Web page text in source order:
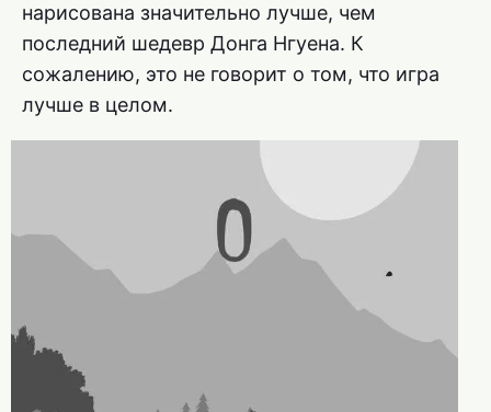
нарисована значительно лучше, чем
последний шедевр Донга Нгуена. К
сожалению, это не говорит о том, что игра
лучше в целом.